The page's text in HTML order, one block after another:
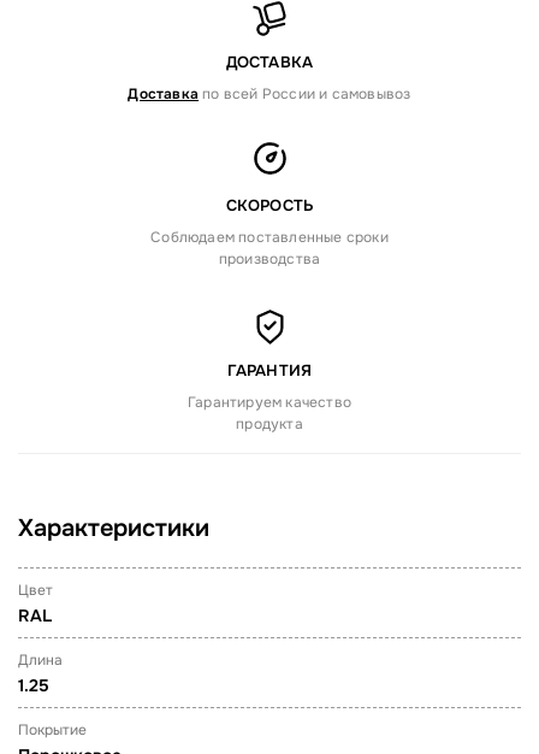
ДОСТАВКА
Доставка по всей России и самовывоз
СКОРОСТЬ
Соблюдаем поставленные сроки
производства
ГАРАНТИЯ
Гарантируем качество
продукта
Характеристики
Цвет
RAL
Длина
1.25
Покрытие